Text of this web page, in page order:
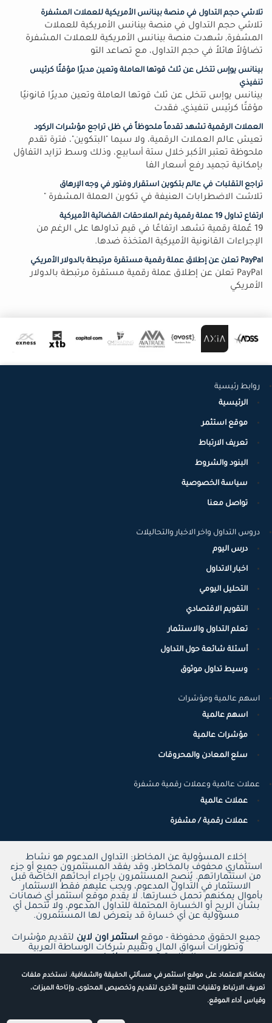
تلاشي حجم التداول في منصة بينانس الأمريكية للعملات المشفرة
تلاشي حجم التداول في منصة بينانس الأمريكية للعملات
المشفرة, شهدت منصة بينانس الأمريكية للعملات المشفرة
تضاؤلاً هائلاً في حجم التداول، مع تصاعد التو
بينانس يوإس تتخلى عن ثلث قوتها العاملة وتعين مديرًا مؤقتًا كرئيس
تنفيذي
بينانس يوإس تتخلى عن ثلث قوتها العاملة وتعين مديرًا قانونيًا
مؤقتًا كرئيس تنفيذي, فقدت
العملات الرقمية تشهد تقدماً ملحوظاً في ظل تراجع مؤشرات الركود
تعيش عالم العملات الرقمية، ولا سيما "البتكوين"، فترة تقدم
ملحوظة تعتبر الأكبر خلال ستة أسابيع، وذلك وسط تزايد التفاؤل
بإمكانية تجميد رفع أسعار الفا
تراجع التقلبات في عالم بتكوين استقرار وفتور في وجه الإرهاق
تلاشت الاضطرابات العنيفة في تكوين العملة المشفرة "
ارتفاع تداول 19 عملة رقمية رغم الملاحقات القضائية الأميركية
19 عُملة رقمية تشهد ارتفاعًا في قيم تداولها على الرغم من
الإجراءات القانونية الأميركية المتخذة ضدها.
PayPal تعلن عن إطلاق عملة رقمية مستقرة مرتبطة بالدولار الأمريكي
PayPal تعلن عن إطلاق عملة رقمية مستقرة مرتبطة بالدولار
الأمريكي
روابط رئيسية
الرئيسية
موقع استثمر
تعريف الارتباط
البنود والشروط
سياسة الخصوصية
تواصل معنا
دروس التداول واخر الاخبار والتحاليلات
درس اليوم
اخبار الاتداول
التحليل اليومي
التقويم الاقتصادي
تعلم التداول والاستثمار
أسئلة شائعة حول التداول
وسيط تداول موثوق
اسهم عالمية ومؤشرات
اسهم عالمية
مؤشرات عالمية
سلع المعادن والمحروقات
عملات عالمية وعملات رقمية مشفرة
عملات عالمية
عملات رقمية / مشفرة
إخلاء المسؤولية عن المخاطر: التداول المدعوم هو نشاط
استثماري محفوف بالمخاطر، وقد يفقد المستثمرون جميع أو جزء
من استثماراتهم. يُنصح المستثمرون بإجراء أبحاثهم الخاصة قبل
الاستثمار في التداول المدعوم، ويجب عليهم فقط الاستثمار
بأموال يمكنهم تحمل خسارتها. لا يقدم موقع استثمر أي ضمانات
بشأن الربح أو الخسارة المحتملة للتداول المدعوم، ولا تتحمل أي
مسؤولية عن أي خسارة قد يتعرض لها المستثمرون.
جميع الحقوق محفوظة - موقع استثمر اون لاين لتقديم مؤشرات
وتطورات أسواق المال وتقييم شركات الوساطة العربية
يمكنكم الاعتماد على موقع استثمر في مسألتي الحقيقة والشفافية. نستخدم ملفات
تعريف الارتباط وتقنيات التتبع الأخرى لتقديم وتخصيص المحتوى، وإتاحة الميزات،
وقياس أداء الموقع.